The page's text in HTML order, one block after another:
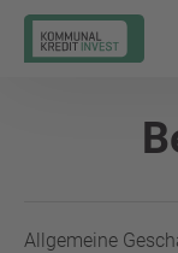
Allgemeine